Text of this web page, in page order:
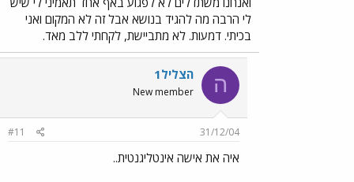
לי הרבה מה להגיד בנושא אבל זה לא המקום ואני
בכיתי. דמעות. לא מתביישת, לקחתי ללב מאד.
ה הצליל1
New member
31/12/04
#11
איה את אישה אינטליגנטית..